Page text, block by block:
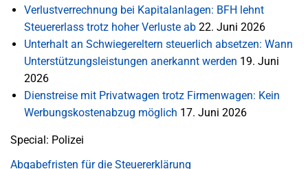
Verlustverrechnung bei Kapitalanlagen: BFH lehnt
Steuererlass trotz hoher Verluste ab 22. Juni 2026
Unterhalt an Schwiegereltern steuerlich absetzen: Wann
Unterstützungsleistungen anerkannt werden 19. Juni
2026
Dienstreise mit Privatwagen trotz Firmenwagen: Kein
Werbungskostenabzug möglich 17. Juni 2026
Special: Polizei
Abgabefristen für die Steuererklärung